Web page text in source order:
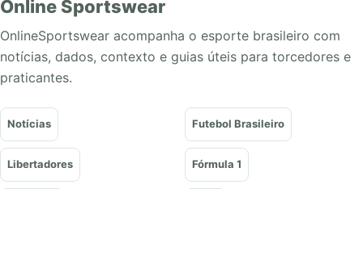
Online Sportswear
OnlineSportswear acompanha o esporte brasileiro com
notícias, dados, contexto e guias úteis para torcedores e
praticantes.
Notícias Futebol Brasileiro
Libertadores Fórmula 1